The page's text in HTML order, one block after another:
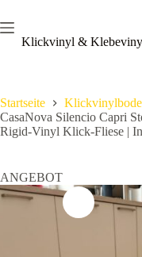
Inhalt
springenKlickvinyl &
Startseite
CasaNova Silencio Capri
Rigid-Vinyl Klick-Fliese |
ANGEBOT